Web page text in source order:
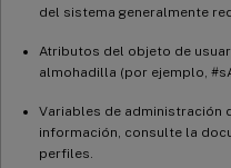
del sistema generalmente
Atributos del objeto de
almohadilla (por ejemplo,
Variables de administración
información, consulte la
perfiles.